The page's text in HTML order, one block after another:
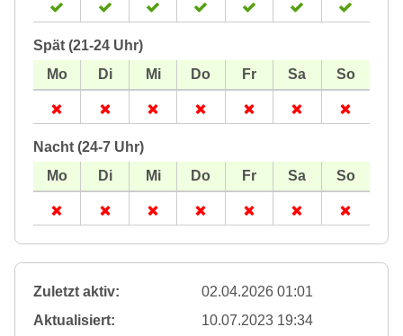
Spät (21-24 Uhr)
Nacht (24-7 Uhr)
Zuletzt aktiv:
02.04.2026 01:01
Aktualisiert:
10.07.2023 19:34